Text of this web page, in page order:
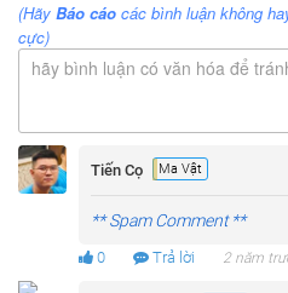
(Hãy Báo cáo các bình luận không
cực)
hãy bình luận có văn hóa để
Tiến Cọ Ma Vật
** Spam Comment **
0 Trả lời 2 năm